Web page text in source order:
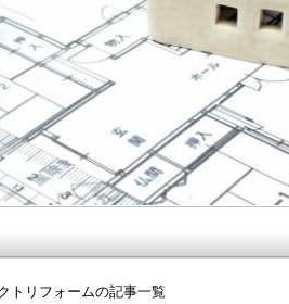
トリフォームの記事一覧
対策をデザイン！